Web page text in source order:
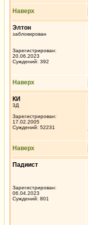
Наверх
Элтон
заблокирован
Зарегистрирован:
20.06.2023
Суждений: 392
Наверх
КИ
3Д
Зарегистрирован:
17.02.2005
Суждений: 52231
Наверх
Падиист
Зарегистрирован:
06.04.2023
Суждений: 801